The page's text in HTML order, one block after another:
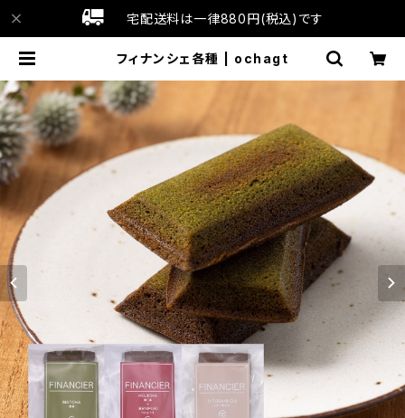
宅配送料は一律880円(税込)です
フィナンシェ各種 | ochagt